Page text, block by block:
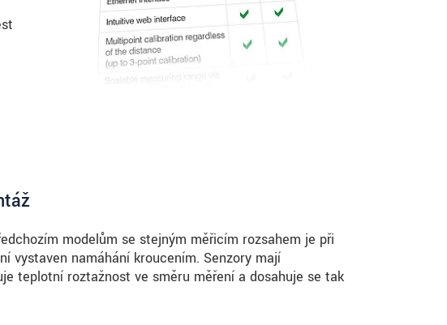
modelům se stejným měřicím rozsahem je při
vystaven namáhání kroucením. Senzory mají
teplotní roztažnost ve směru měření a dosahuje se tak